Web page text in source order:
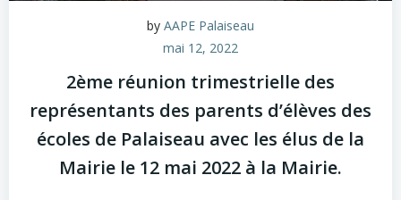
by AAPE Palaiseau
mai 12, 2022
2ème réunion trimestrielle des
représentants des parents d’élèves des
écoles de Palaiseau avec les élus de la
Mairie le 12 mai 2022 à la Mairie.